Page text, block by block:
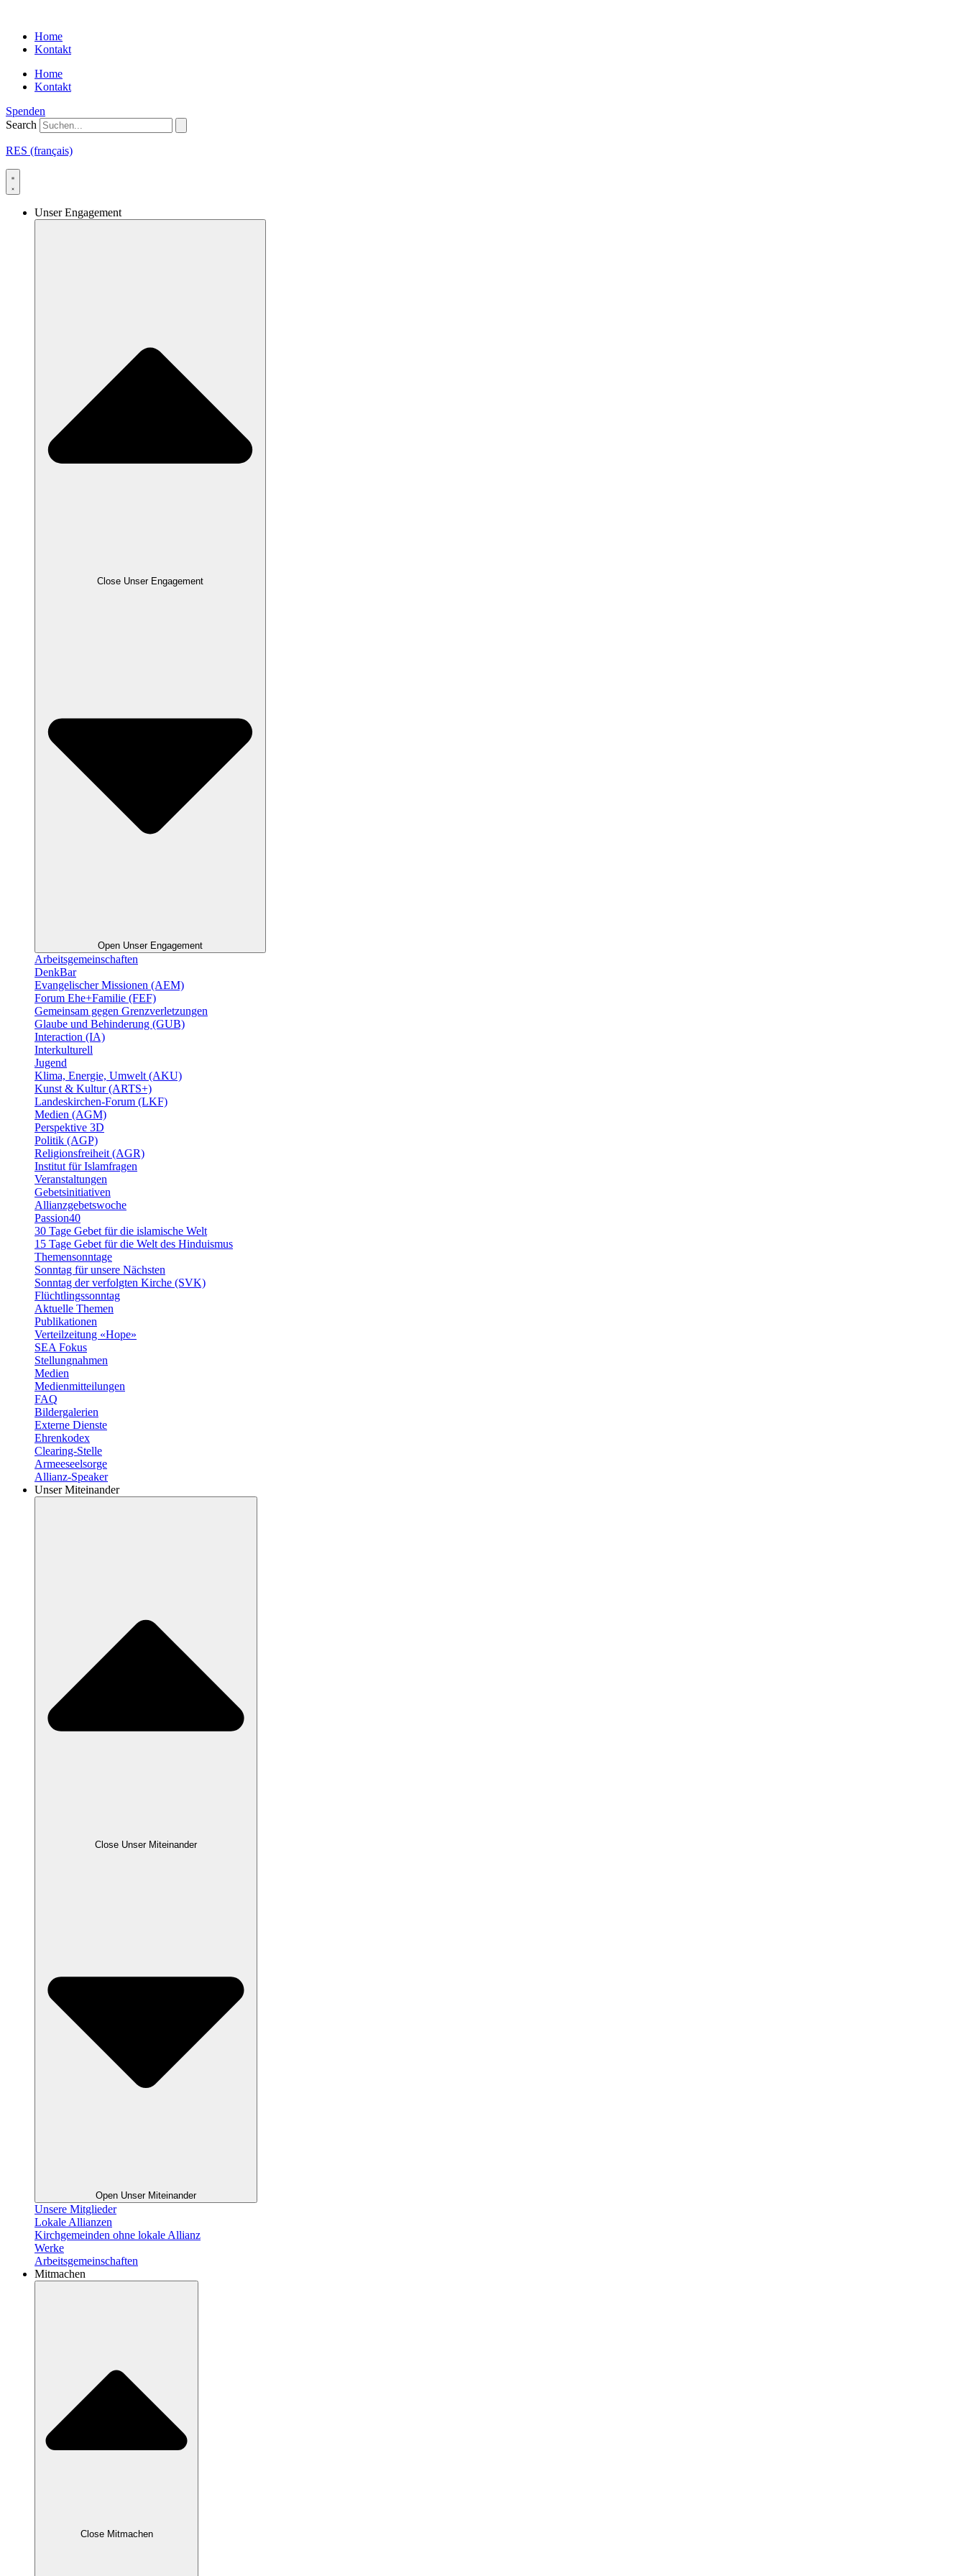
contentHome
Kontakt
Home
Kontakt
Spenden
Search
RES (français)
Unser Engagement
Close Unser Engagement
Open Unser Engagement
Arbeitsgemeinschaften
DenkBar
Evangelischer Missionen (AEM)
Forum Ehe+Familie (FEF)
Gemeinsam gegen Grenzverletzungen
Glaube und Behinderung (GUB)
Interaction (IA)
Interkulturell
Jugend
Klima, Energie, Umwelt (AKU)
Kunst & Kultur (ARTS+)
Landeskirchen-Forum (LKF)
Medien (AGM)
Perspektive 3D
Politik (AGP)
Religionsfreiheit (AGR)
Institut für Islamfragen
Veranstaltungen
Gebetsinitiativen
Allianzgebetswoche
Passion40
30 Tage Gebet für die islamische Welt
15 Tage Gebet für die Welt des Hinduismus
Themensonntage
Sonntag für unsere Nächsten
Sonntag der verfolgten Kirche (SVK)
Flüchtlingssonntag
Aktuelle Themen
Publikationen
Verteilzeitung «Hope»
SEA Fokus
Stellungnahmen
Medien
Medienmitteilungen
FAQ
Bildergalerien
Externe Dienste
Ehrenkodex
Clearing-Stelle
Armeeseelsorge
Allianz-Speaker
Unser Miteinander
Close Unser Miteinander
Open Unser Miteinander
Unsere Mitglieder
Lokale Allianzen
Kirchgemeinden ohne lokale Allianz
Werke
Arbeitsgemeinschaften
Mitmachen
Close Mitmachen